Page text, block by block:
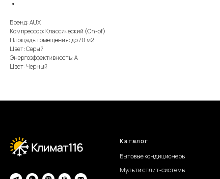
Бренд: AUX
Компрессор: Классический (On-of)
Площадь помещения: до 70 м2
Цвет: Серый
Энергоэффективность: А
Цвет: Черный
Каталог
Бытовые кондиционеры
Мульти сплит-системы